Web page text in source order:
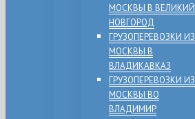
МОСКВЫ В ВЕЛИКИЙ
НОВГОРОД
ГРУЗОПЕРЕВОЗКИ ИЗ
МОСКВЫ В
ВЛАДИКАВКАЗ
ГРУЗОПЕРЕВОЗКИ ИЗ
МОСКВЫ ВО
ВЛАДИМИР